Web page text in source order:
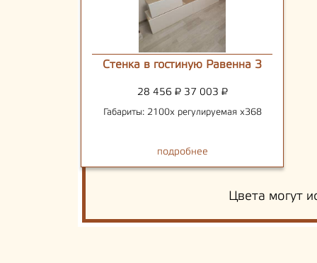
Стенка в гостиную Равенна 3
28 456 ₽ 37 003 ₽
Габариты: 2100х регулируемая х368
подробнее
Цвета могут